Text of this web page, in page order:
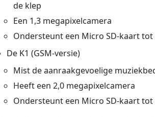
de klep
Een 1,3 megapixelcamera
Ondersteunt een Micro SD-kaart tot
De K1 (GSM-versie)
Mist de aanraakgevoelige
Heeft een 2,0 megapixelcamera
Ondersteunt een Micro SD-kaart tot